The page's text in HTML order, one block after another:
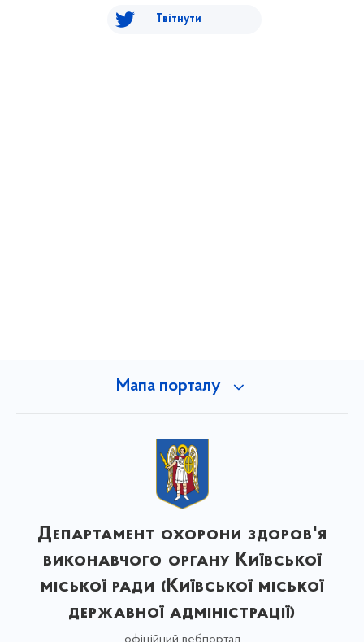
Твітнути
Мапа порталу
Департамент охорони здоров'я
виконавчого органу Київської
міської ради (Київської міської
державної адміністрації)
офіційний вебпортал